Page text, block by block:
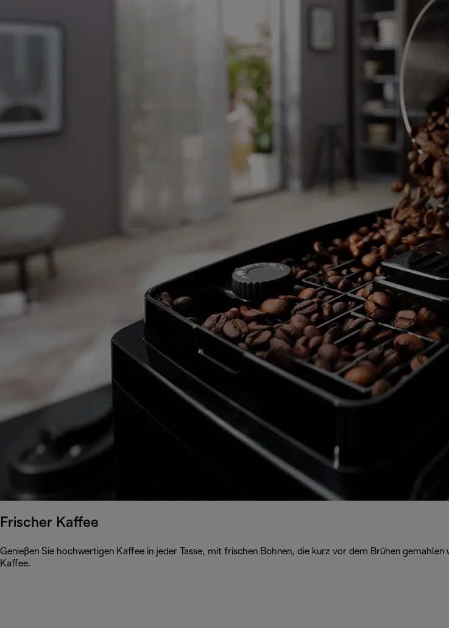
Frischer Kaffee
Genießen Sie hochwertigen Kaffee in jeder Tasse, mit frischen Bohnen, die kurz vor dem Brühen
Kaffee.